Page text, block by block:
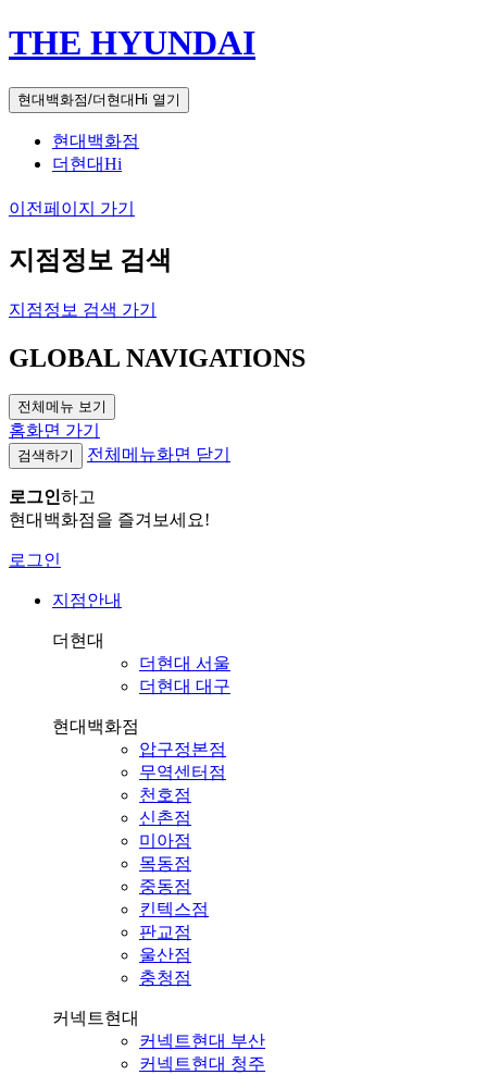
THE HYUNDAI
현대백화점/더현대Hi 열기
현대백화점
더현대Hi
이전페이지 가기
지점정보 검색
지점정보 검색 가기
GLOBAL NAVIGATIONS
전체메뉴 보기
홈화면 가기
검색하기 전체메뉴화면 닫기
로그인하고
현대백화점을 즐겨보세요!
로그인
지점안내
더현대
더현대 서울
더현대 대구
현대백화점
압구정본점
무역센터점
천호점
신촌점
미아점
목동점
중동점
킨텍스점
판교점
울산점
충청점
커넥트현대
커넥트현대 부산
커넥트현대 청주